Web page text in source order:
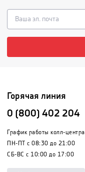
Горячая линия
0 (800) 402 204
График работы колл-центра
ПН-ПТ с 08:30 до 21:00
СБ-ВС с 10:00 до 17:00